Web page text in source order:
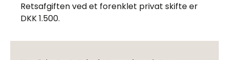
Retsafgiften ved et forenklet privat skifte er
DKK 1.500.